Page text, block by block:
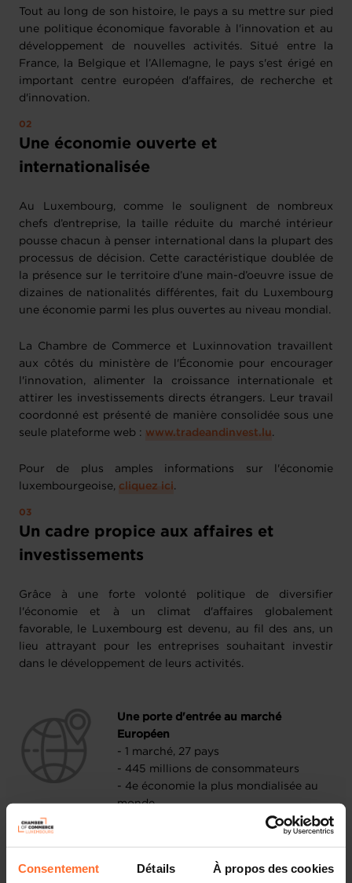
Consentement Détails À propos des cookies
Tout au long de son histoire, le pays a su mettre sur pied
une politique économique favorable à l'innovation et au
développement de nouvelles activités. Situé entre la
France, la Belgique et l’Allemagne, le pays s'est érigé en
important centre européen d'affaires, de recherche et
d'innovation.
Une économie ouverte et
internationalisée
Au Luxembourg, comme le soulignent de nombreux
chefs d’entreprise, la taille réduite du marché intérieur
pousse chacun à penser international dans la plupart des
processus de décision. Cette caractéristique doublée de
la présence sur le territoire d’une main-d’oeuvre issue de
dizaines de nationalités différentes, fait du Luxembourg
une économie parmi les plus ouvertes au niveau mondial.
La Chambre de Commerce et Luxinnovation travaillent
aux côtés du ministère de l'Économie pour encourager
l'innovation, alimenter la croissance internationale et
attirer les investissements directs étrangers. Leur travail
coordonné est présenté de manière consolidée sous une
seule plateforme web : www.tradeandinvest.lu.
Pour de plus amples informations sur l'économie
luxembourgeoise, cliquez ici.
Un cadre propice aux affaires et
investissements
Grâce à une forte volonté politique de diversifier
l'économie et à un climat d'affaires globalement
favorable, le Luxembourg est devenu, au fil des ans, un
lieu attrayant pour les entreprises souhaitant investir
dans le développement de leurs activités.
Une porte d'entrée au marché
Européen
- 1 marché, 27 pays
- 445 millions de consommateurs
- 4e économie la plus mondialisée au
monde
Un cadre favorable aux entreprises
- Pays le plus ouvert aux entreprises
- Procédures simplifiées pour la